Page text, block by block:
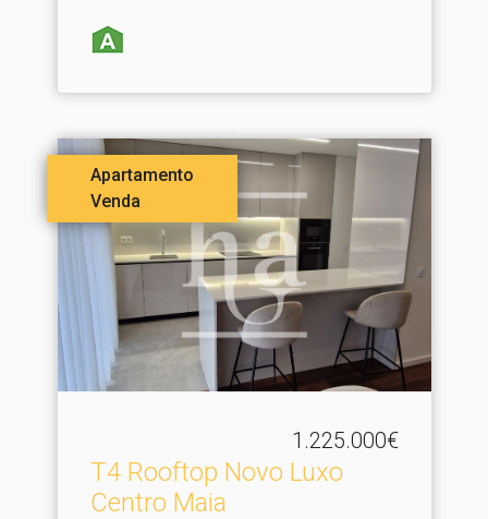
Apartamento
Venda
1.225.000€
T4 Rooftop Novo Luxo
Centro Maia